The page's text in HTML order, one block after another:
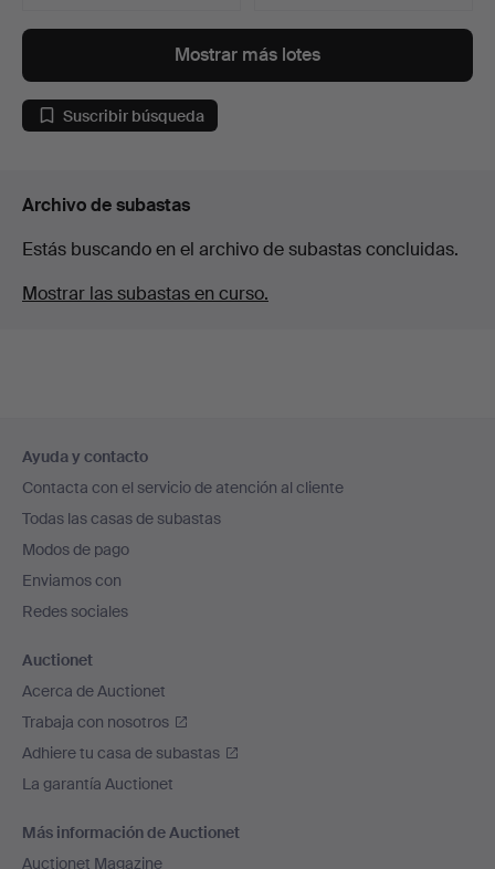
Mostrar más lotes
Suscribir búsqueda
Archivo de subastas
Estás buscando en el archivo de subastas concluidas.
Mostrar las subastas en curso.
en
el
pie
de
página
Ayuda y contacto
Contacta con el servicio de atención al cliente
Todas las casas de subastas
Modos de pago
Enviamos con
Redes sociales
Auctionet
Acerca de Auctionet
Trabaja con nosotros
Adhiere tu casa de subastas
La garantía Auctionet
Más información de Auctionet
Auctionet Magazine